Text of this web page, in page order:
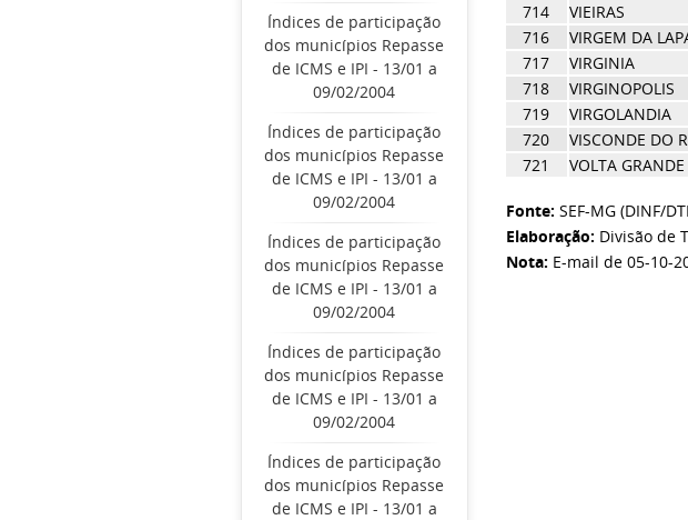
Índices de participação
dos municípios Repasse
de ICMS e IPI - 13/01 a
09/02/2004
Índices de participação
dos municípios Repasse
de ICMS e IPI - 13/01 a
09/02/2004
Índices de participação
dos municípios Repasse
de ICMS e IPI - 13/01 a
09/02/2004
Índices de participação
dos municípios Repasse
de ICMS e IPI - 13/01 a
09/02/2004
Índices de participação
dos municípios Repasse
de ICMS e IPI - 13/01 a
714
VIEIRAS
716
VIRGEM DA
717
VIRGINIA
718
VIRGINOPOLIS
719
VIRGOLANDIA
720
VISCONDE DO
721
VOLTA GRANDE
Fonte: SEF-MG (DINF/
Elaboração: Divisão de
Nota: E-mail de 05-10-